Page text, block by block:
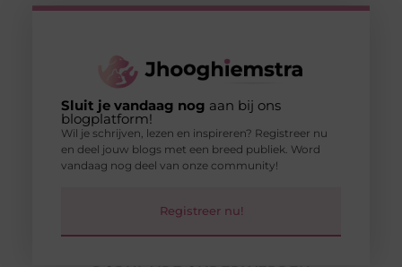
Sluit je vandaag nog aan bij ons
blogplatform!
Wil je schrijven, lezen en inspireren? Registreer nu
en deel jouw blogs met een breed publiek. Word
vandaag nog deel van onze community!
Registreer nu!